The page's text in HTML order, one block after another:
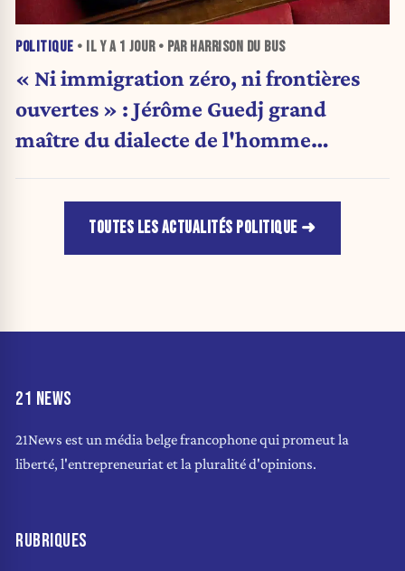
POLITIQUE • IL Y A 1 JOUR• PAR HARRISON DU BUS
« Ni immigration zéro, ni frontières
ouvertes » : Jérôme Guedj grand
maître du dialecte de l'homme
TOUTES LES ACTUALITÉS POLITIQUE
21 NEWS
21News est un média belge francophone qui promeut la
liberté, l'entrepreneuriat et la pluralité d'opinions.
RUBRIQUES